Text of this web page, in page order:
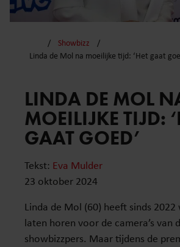
Showbizz
Linda de Mol na moeilijke tijd: ‘Het gaat
LINDA DE MOL
MOEILIJKE TIJD:
GAAT GOED’
Tekst: Eva Mulder
23 oktober 2024
Linda de Mol (60) heeft sinds 2022
laten horen voor de camera’s van
showbizzpers. Maar tijdens de